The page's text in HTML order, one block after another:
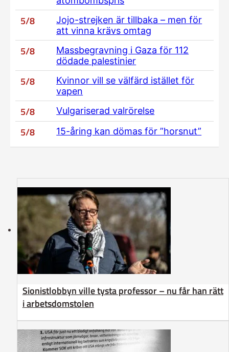
5/8
Jojo-strejken är tillbaka – men för
att vinna krävs omtag
5/8
Massbegravning i Gaza för 112
dödade palestinier
5/8
Kvinnor vill se välfärd istället för
vapen
5/8 Vulgariserad valrörelse
5/8 15-åring kan dömas för ”horsnut”
Sionistlobbyn ville tysta professor – nu får han rätt
i arbetsdomstolen